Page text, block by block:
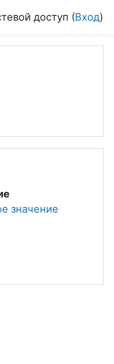
доступ (Вход)
значение